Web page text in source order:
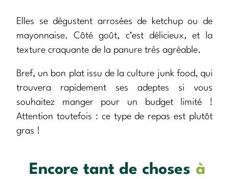
Elles se dégustent arrosées de ketchup ou de
mayonnaise. Côté goût, c’est délicieux, et la
texture craquante de la panure très agréable.
Bref, un bon plat issu de la culture junk food, qui
trouvera rapidement ses adeptes si vous
souhaitez manger pour un budget limité !
Attention toutefois : ce type de repas est plutôt
gras !
Encore tant de choses à